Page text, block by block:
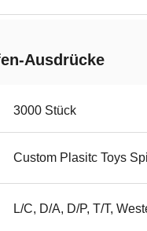
Ausdrücke
3000 Stück
Custom Plasitc Toys
L/C, D/A, D/P, T/T,